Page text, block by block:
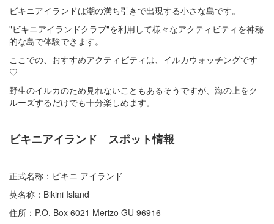
ビキニアイランドは潮の満ち引きで出現する小さな島です。
"ビキニアイランドクラブ"を利用して様々なアクティビティを神秘
的な島で体験できます。
ここでの、おすすめアクティビティは、イルカウォッチングです
♡
野生のイルカのため見れないこともあるそうですが、海の上をク
ルーズするだけでも十分楽しめます。
ビキニアイランド スポット情報
正式名称：ビキニ アイランド
英名称：Bikini Island
住所：P.O. Box 6021 Merizo GU 96916